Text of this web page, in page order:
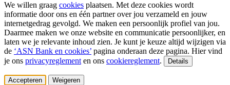
We willen graag cookies plaatsen. Met deze cookies wordt
informatie door ons en één partner over jou verzameld en jouw
internetgedrag gevolgd. We maken een persoonlijk profiel van jou.
Daarmee maken we onze website en communicatie persoonlijker, en
laten we je relevante inhoud zien. Je kunt je keuze altijd wijzigen via
de ‘ASN Bank en cookies’ pagina onderaan deze pagina. Hier vind
je ons privacyreglement en ons cookiereglement. Details
Accepteren Weigeren